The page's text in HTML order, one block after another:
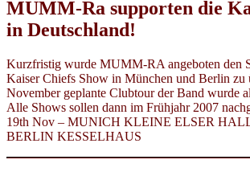
MUMM-Ra supporten die
in Deutschland!
Kurzfristig wurde MUMM-RA angeboten den
Kaiser Chiefs Show in München und Berlin zu
November geplante Clubtour der Band wurde
Alle Shows sollen dann im Frühjahr 2007
19th Nov – MUNICH KLEINE ELSER
BERLIN KESSELHAUS